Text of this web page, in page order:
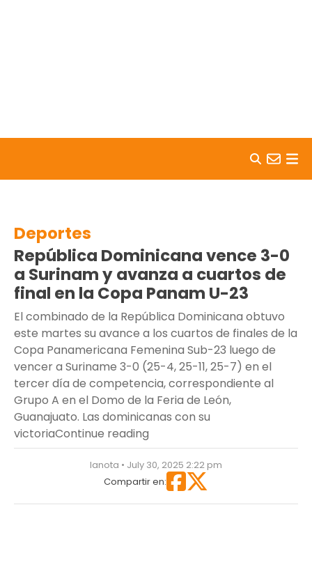
Deportes
República Dominicana vence 3-0
a Surinam y avanza a cuartos de
final en la Copa Panam U-23
El combinado de la República Dominicana obtuvo
este martes su avance a los cuartos de finales de la
Copa Panamericana Femenina Sub-23 luego de
vencer a Suriname 3-0 (25-4, 25-11, 25-7) en el
tercer día de competencia, correspondiente al
Grupo A en el Domo de la Feria de León,
Guanajuato. Las dominicanas con su
victoriaContinue reading
lanota • July 30, 2025 2:22 pm
Compartir en: